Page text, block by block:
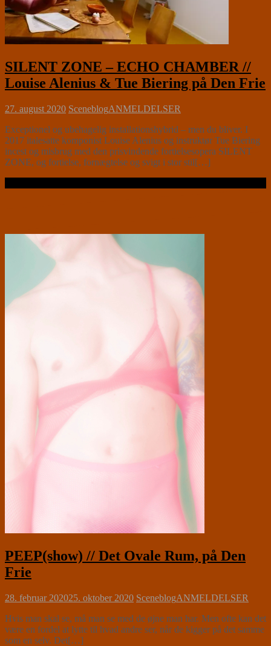
SILENT ZONE – ECHO CHAMBER //
Louise Alenius & Tue Biering på Den Frie
27. august 2020 SceneblogANMELDELSER
Exceptionel og ubehagelig installationshybrid – men du bliver. I
2017 italesatte komponist Louise Alenius og instruktør Tue Biering
incest og misbrug med den prisvindende fortielsesopera SILENT
ZONE, og fortielse, fornægtelse og svigt i stor stil[…]
PEEP(show) // Det Ovale Rum, på Den
Frie
28. februar 202025. oktober 2020 SceneblogANMELDELSER
Hvis man skal se, må man se med de øjne man har. Men ofte kan det
være en fordel at lytte til hvad andre ser, når de kigger på det samme
som en selv. Det[…]